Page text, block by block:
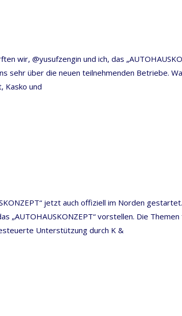
wir, @yusufzengin und ich, das
über die neuen teilnehmenden Betriebe.
Kasko und
jetzt auch offiziell im Norden
„AUTOHAUSKONZEPT“ vorstellen. Die
Unterstützung durch K &